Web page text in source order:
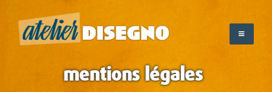
content
mentions légales